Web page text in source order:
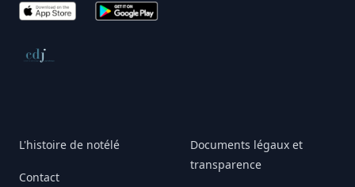
App Store Google Play
Conseil de déontologie journalistique
L'histoire de notélé
Contact
Documents légaux et
transparence